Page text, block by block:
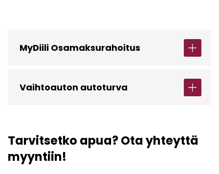
MyDiili Osamaksurahoitus
Vaihtoauton autoturva
Tarvitsetko apua? Ota yhteyttä
myyntiin!